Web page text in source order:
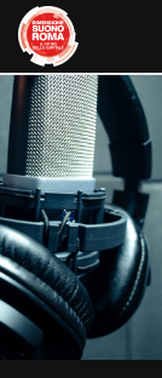
Skip
to
content